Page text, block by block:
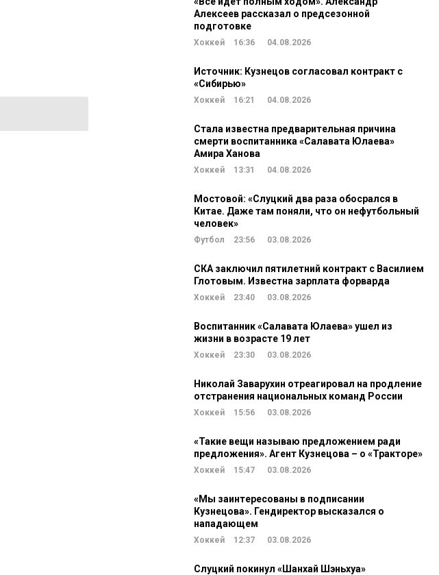
Алексеев рассказал о предсезонной
подготовке
Хоккей 16:36 04.08.2026
Источник: Кузнецов согласовал контракт с
«Сибирью»
Хоккей 16:21 04.08.2026
Стала известна предварительная причина
смерти воспитанника «Салавата Юлаева»
Амира Ханова
Хоккей 13:31 04.08.2026
Мостовой: «Слуцкий два раза обосрался в
Китае. Даже там поняли, что он нефутбольный
человек»
Футбол 23:56 03.08.2026
СКА заключил пятилетний контракт с Василием
Глотовым. Известна зарплата форварда
Хоккей 23:40 03.08.2026
Воспитанник «Салавата Юлаева» ушел из
жизни в возрасте 19 лет
Хоккей 23:30 03.08.2026
Николай Заварухин отреагировал на продление
отстранения национальных команд России
Хоккей 15:56 03.08.2026
«Такие вещи называю предложением ради
предложения». Агент Кузнецова – о «Тракторе»
Хоккей 15:47 03.08.2026
«Мы заинтересованы в подписании
Кузнецова». Гендиректор высказался о
нападающем
Хоккей 12:37 03.08.2026
Слуцкий покинул «Шанхай Шэньхуа»